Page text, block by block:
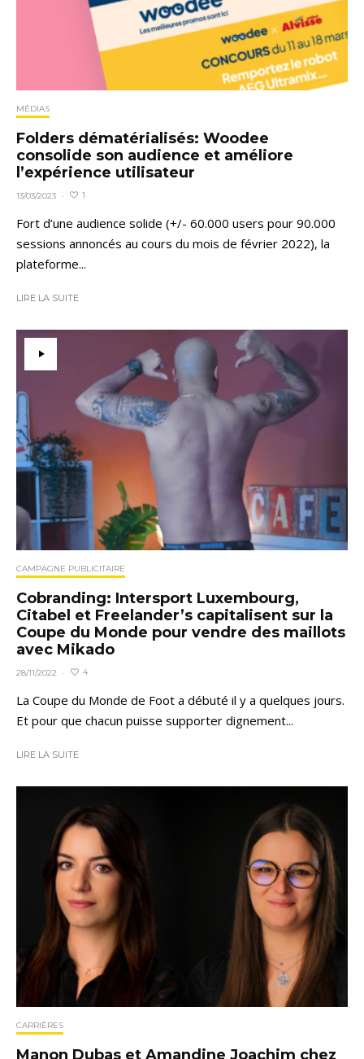
MÉDIAS
Folders dématérialisés: Woodee
consolide son audience et améliore
l’expérience utilisateur
13/03/2023 · 1
Fort d’une audience solide (+/- 60.000 users pour 90.000
sessions annoncés au cours du mois de février 2022), la
plateforme...
LIRE LA SUITE
CAMPAGNE PUBLICITAIRE
Cobranding: Intersport Luxembourg,
Citabel et Freelander’s capitalisent sur la
Coupe du Monde pour vendre des maillots
avec Mikado
28/11/2022 · 4
La Coupe du Monde de Foot a débuté il y a quelques jours.
Et pour que chacun puisse supporter dignement...
LIRE LA SUITE
CARRIÈRES
Manon Dubas et Amandine Joachim chez